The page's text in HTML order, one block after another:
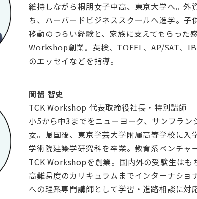
維持しながら桐朋女子中高、東京大学へ。外
ち、ハーバードビジネススクールへ進学。子
移動のつらい経験と、家族に支えてもらった
Workshop創業。英検、TOEFL、AP/SAT、
のエッセイなどを指導。
岡留 智史
TCK Workshop 代表取締役社長・特別講師
小5から中3までをニューヨーク、サンフラン
女。帰国後、東京学芸大学附属高等学校に入
学術院建築学研究科を卒業。教育系ベンチャ
TCK Workshopを創業。国内外の受験生は
高難易度のカリキュラムまでインターナショ
への理系専門講師として学習・進路相談に対応